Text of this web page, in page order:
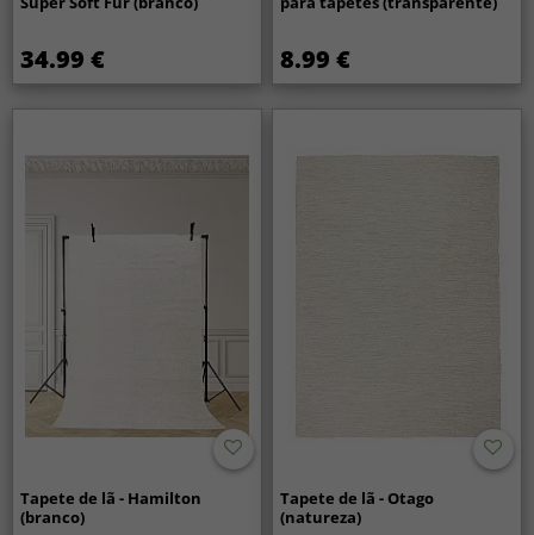
34.99 € 8.99 €
Tapete de lã - Hamilton
(branco)
Tapete de lã - Otago
(natureza)